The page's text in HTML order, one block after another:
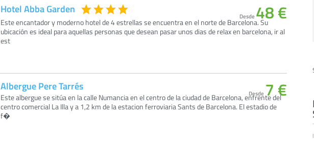
Hotel Abba Garden
Este encantador y moderno hotel de 4 estrellas se encuentra en el norte de Barcelona. Su
ubicación es ideal para aquellas personas que desean pasar unos dias de relax en barcelona, ir al
est
Desde 48 €
Albergue Pere Tarrés
Este albergue se sitúa en la calle Numancia en el centro de la ciudad de Barcelona, enfrente del
centro comercial La Illa y a 1,2 km de la estacion ferroviaria Sants de Barcelona. El estadio de
f�
Desde 7 €